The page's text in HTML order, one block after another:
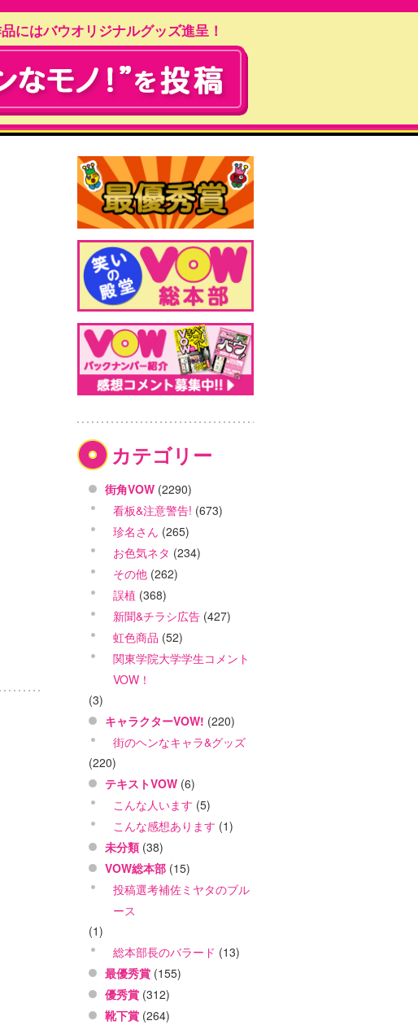
にはバウオリジナルグッズ進呈！
カテゴリー
街角VOW (2290)
看板&注意警告! (673)
珍名さん (265)
お色気ネタ (234)
その他 (262)
誤植 (368)
新聞&チラシ広告 (427)
虹色商品 (52)
関東学院大学学生コメント
VOW！
(3)
キャラクターVOW! (220)
街のヘンなキャラ&グッズ
(220)
テキストVOW (6)
こんな人います (5)
こんな感想あります (1)
未分類 (38)
VOW総本部 (15)
投稿選考補佐ミヤタのブル
ース
(1)
総本部長のバラード (13)
最優秀賞 (155)
優秀賞 (312)
靴下賞 (264)